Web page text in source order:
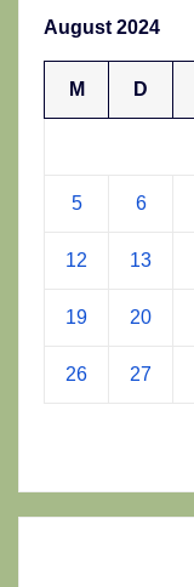
August 2024
M D
5 6
12 13
19 20
26 27